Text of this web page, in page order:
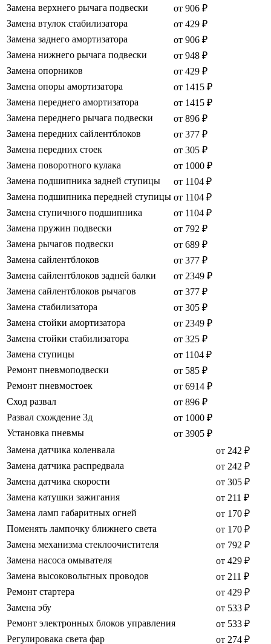
Замена верхнего рычага подвески
от 906 ₽
Замена втулок стабилизатора
от 429 ₽
Замена заднего амортизатора
от 906 ₽
Замена нижнего рычага подвески
от 948 ₽
Замена опорников
от 429 ₽
Замена опоры амортизатора
от 1415 ₽
Замена переднего амортизатора
от 1415 ₽
Замена переднего рычага подвески
от 896 ₽
Замена передних сайлентблоков
от 377 ₽
Замена передних стоек
от 305 ₽
Замена поворотного кулака
от 1000 ₽
Замена подшипника задней ступицы
от 1104 ₽
Замена подшипника передней ступицы от 1104 ₽
Замена ступичного подшипника
от 1104 ₽
Замена пружин подвески
от 792 ₽
Замена рычагов подвески
от 689 ₽
Замена сайлентблоков
от 377 ₽
Замена сайлентблоков задней балки
от 2349 ₽
Замена сайлентблоков рычагов
от 377 ₽
Замена стабилизатора
от 305 ₽
Замена стойки амортизатора
от 2349 ₽
Замена стойки стабилизатора
от 325 ₽
Замена ступицы
от 1104 ₽
Ремонт пневмоподвески
от 585 ₽
Ремонт пневмостоек
от 6914 ₽
Сход развал
от 896 ₽
Развал схождение 3д
от 1000 ₽
Установка пневмы
от 3905 ₽
Замена датчика коленвала
от 242 ₽
Замена датчика распредвала
от 242 ₽
Замена датчика скорости
от 305 ₽
Замена катушки зажигания
от 211 ₽
Замена ламп габаритных огней
от 170 ₽
Поменять лампочку ближнего света
от 170 ₽
Замена механизма стеклоочистителя
от 792 ₽
Замена насоса омывателя
от 429 ₽
Замена высоковольтных проводов
от 211 ₽
Ремонт стартера
от 429 ₽
Замена эбу
от 533 ₽
Ремонт электронных блоков управления
от 533 ₽
Регулировака света фар
от 274 ₽